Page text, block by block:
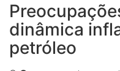
dinâmica
petróleo